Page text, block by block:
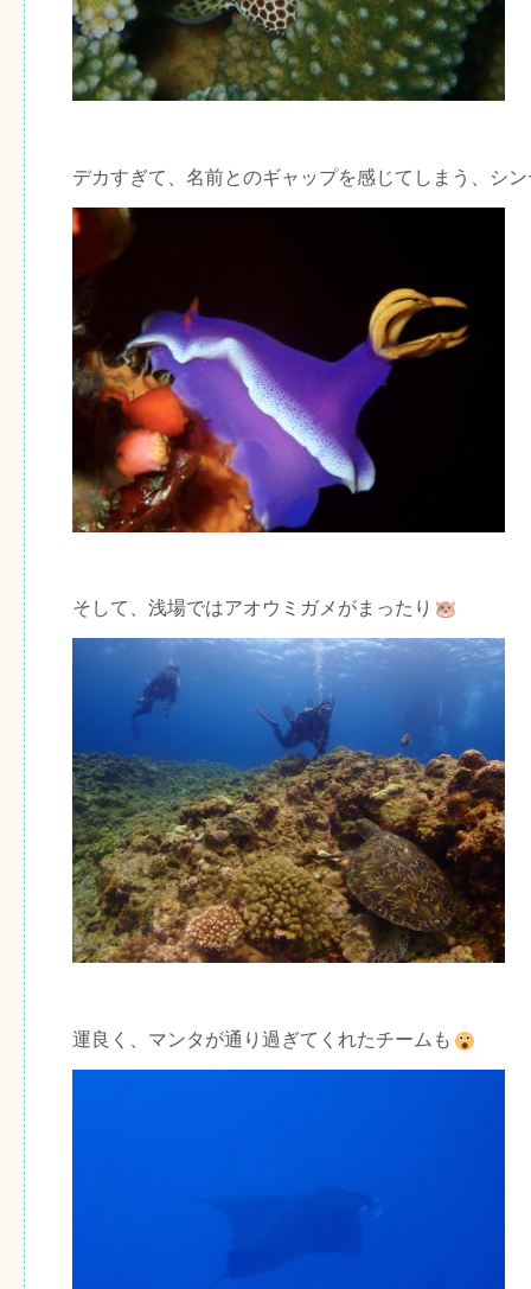
デカすぎて、名前とのギャップを感じてしまう、シ
そして、浅場ではアオウミガメがまったり
運良く、マンタが通り過ぎてくれたチームも